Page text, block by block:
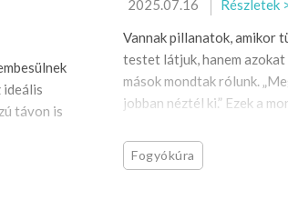
ideális
távon is
2025.07.16
Részletek
Vannak pillanatok, amikor
testet látjuk, hanem azokat
mások mondtak rólunk.
jobban néztél ki.” Ezek a
Fogyókúra